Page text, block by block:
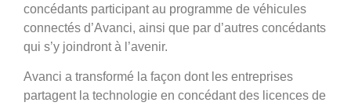
concédants participant au programme de véhicules
connectés d’Avanci, ainsi que par d’autres concédants
qui s’y joindront à l’avenir.
Avanci a transformé la façon dont les entreprises
partagent la technologie en concédant des licences de